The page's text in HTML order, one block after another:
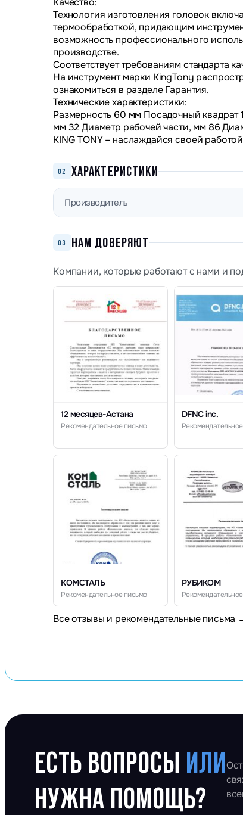
Технология изготовления головок
термообработкой, придающим
возможность профессионального
производстве.
Соответствует требованиям стандарта
На инструмент марки KingTony
ознакомиться в разделе Гарантия.
Технические характеристики:
Размерность 60 мм Посадочный квадрат
мм 32 Диаметр рабочей части, мм 86
KING TONY – наслаждайся своей
02 ХАРАКТЕРИСТИКИ
Производитель
03 НАМ ДОВЕРЯЮТ
Компании, которые работают с нами и
12 месяцев-Астана
Рекомендательное письмо
DFNC inc.
КОМСТАЛЬ
Рекомендательное письмо
РУБИКОМ
Все отзывы и рекомендательные письма
ЕСТЬ ВОПРОСЫ ИЛИ
НУЖНА ПОМОЩЬ?